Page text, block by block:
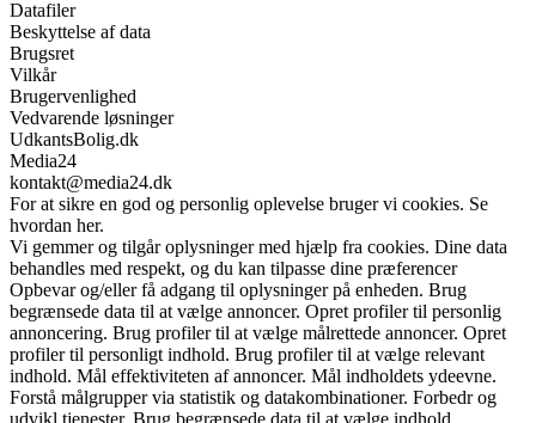
Datafiler
Beskyttelse af data
Brugsret
Vilkår
Brugervenlighed
Vedvarende løsninger
UdkantsBolig.dk
Media24
kontakt@media24.dk
For at sikre en god og personlig oplevelse bruger vi cookies. Se
hvordan her.
Vi gemmer og tilgår oplysninger med hjælp fra cookies. Dine data
behandles med respekt, og du kan tilpasse dine præferencer
Opbevar og/eller få adgang til oplysninger på enheden. Brug
begrænsede data til at vælge annoncer. Opret profiler til personlig
annoncering. Brug profiler til at vælge målrettede annoncer. Opret
profiler til personligt indhold. Brug profiler til at vælge relevant
indhold. Mål effektiviteten af annoncer. Mål indholdets ydeevne.
Forstå målgrupper via statistik og datakombinationer. Forbedr og